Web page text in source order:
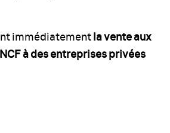
immédiatementla vente aux
à des entreprises privées